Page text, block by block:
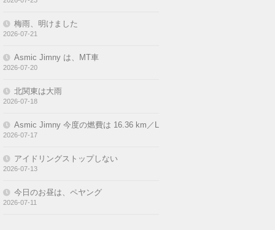
梅雨、明けました
2026-07-21
Asmic Jimny は、MT車
2026-07-20
北関東は大雨
2026-07-18
Asmic Jimny 今度の燃費は 16.36 km／L
2026-07-17
アイドリングストップしない
2026-07-13
今日のお昼は、ペヤング
2026-07-11